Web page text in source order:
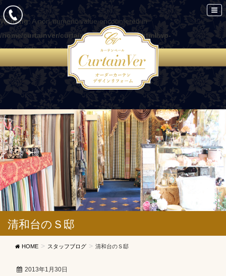
Warning: A non-numeric value encountered in
/home/curtainver/curtain-ver.com/public_html/wp-
content/themes/curtain/functions.php
on line 86
清和台のＳ邸
HOME スタッフブログ 清和台のＳ邸
2013年1月30日